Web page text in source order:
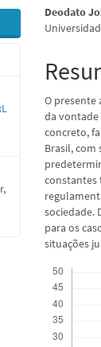
do
Deodato
O
da vontade
concreto,
Brasil, com
constantes
sociedade.
para os
situações